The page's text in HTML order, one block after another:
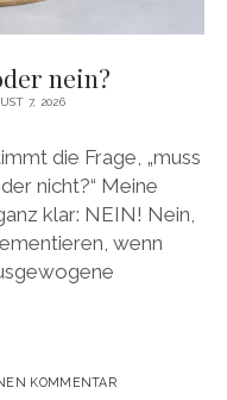
nein?
7, 2026
die Frage, „muss
nicht?“ Meine
klar: NEIN! Nein,
wenn
KOMMENTAR